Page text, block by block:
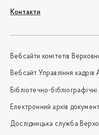
Контакти
Вебсайти комітетів
Вебсайт Управління кадрів
Бібліотечно-
Електронний архів
Дослідницька служба